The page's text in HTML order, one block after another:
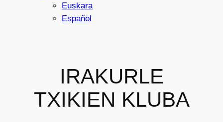
Euskara
Español
IRAKURLE
TXIKIEN KLUBA